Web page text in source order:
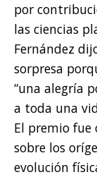
por
las ciencias
Fernández
sorpresa
“una alegría
a toda una
El premio fue
sobre los
evolución